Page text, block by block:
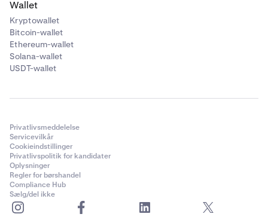
Wallet
Kryptowallet
Bitcoin-wallet
Ethereum-wallet
Solana-wallet
USDT-wallet
Privatlivsmeddelelse
Servicevilkår
Cookieindstillinger
Privatlivspolitik for kandidater
Oplysninger
Regler for børshandel
Compliance Hub
Sælg/del ikke